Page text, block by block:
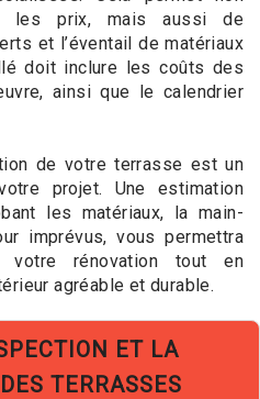
les prix, mais aussi de
et l’éventail de matériaux
doit inclure les coûts des
ainsi que le calendrier
de votre terrasse est un
projet. Une estimation
les matériaux, la main-
imprévus, vous permettra
votre rénovation tout en
agréable et durable.
ET LA
TERRASSES